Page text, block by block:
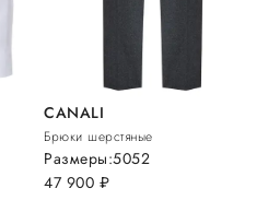
CANALI
Брюки шерстяные
47 900 руб.
Размеры:5052